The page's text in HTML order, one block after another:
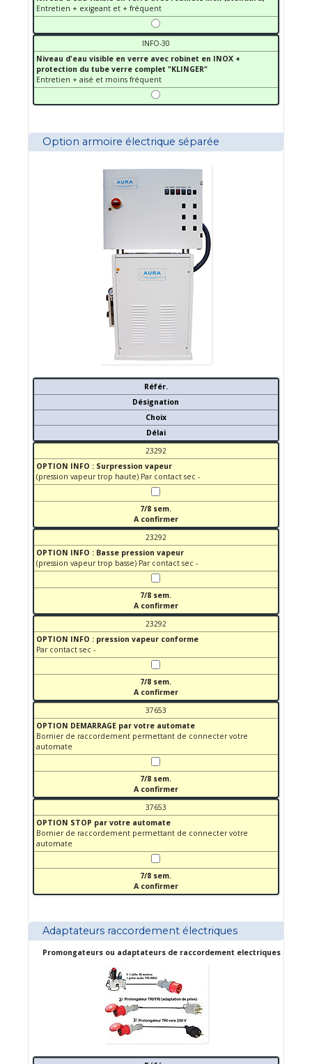
Entretien + exigeant et + fréquent
INFO-30
Niveau d'eau visible en verre avec robinet en INOX +
protection du tube verre complet "KLINGER"
Entretien + aisé et moins fréquent
Option armoire électrique séparée
Référ.
Désignation
Choix
Délai
23292
OPTION INFO : Surpression vapeur
(pression vapeur trop haute) Par contact sec -
7/8 sem.
A confirmer
23292
OPTION INFO : Basse pression vapeur
(pression vapeur trop basse) Par contact sec -
7/8 sem.
A confirmer
23292
OPTION INFO : pression vapeur conforme
Par contact sec -
7/8 sem.
A confirmer
37653
OPTION DEMARRAGE par votre automate
Bornier de raccordement permettant de connecter votre
automate
7/8 sem.
A confirmer
37653
OPTION STOP par votre automate
Bornier de raccordement permettant de connecter votre
automate
7/8 sem.
A confirmer
Adaptateurs raccordement électriques
Promongateurs ou adaptateurs de raccordement electriques